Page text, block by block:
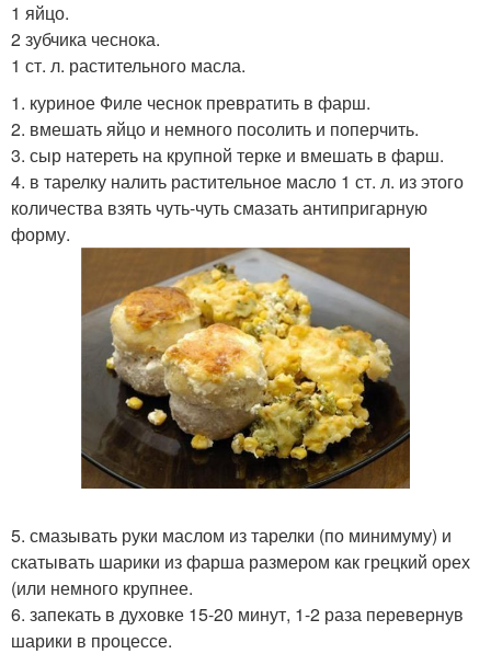
1 яйцо.
2 зубчика чеснока.
1 ст. л. растительного масла.
1. куриное Филе чеснок превратить в фарш.
2. вмешать яйцо и немного посолить и поперчить.
3. сыр натереть на крупной терке и вмешать в фарш.
4. в тарелку налить растительное масло 1 ст. л. из этого
количества взять чуть-чуть смазать антипригарную
форму.
5. смазывать руки маслом из тарелки (по минимуму) и
скатывать шарики из фарша размером как грецкий орех
(или немного крупнее.
6. запекать в духовке 15-20 минут, 1-2 раза перевернув
шарики в процессе.